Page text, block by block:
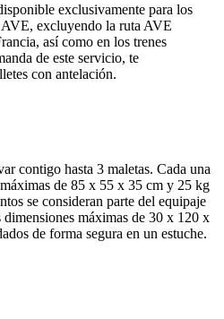
exclusivamente para los
AVE, excluyendo la ruta AVE
así como en los trenes
de este servicio, te
con antelación.
contigo hasta 3 maletas. Cada una
de 85 x 55 x 35 cm y 25 kg
se consideran parte del equipaje
dimensiones máximas de 30 x 120 x
de forma segura en un estuche.